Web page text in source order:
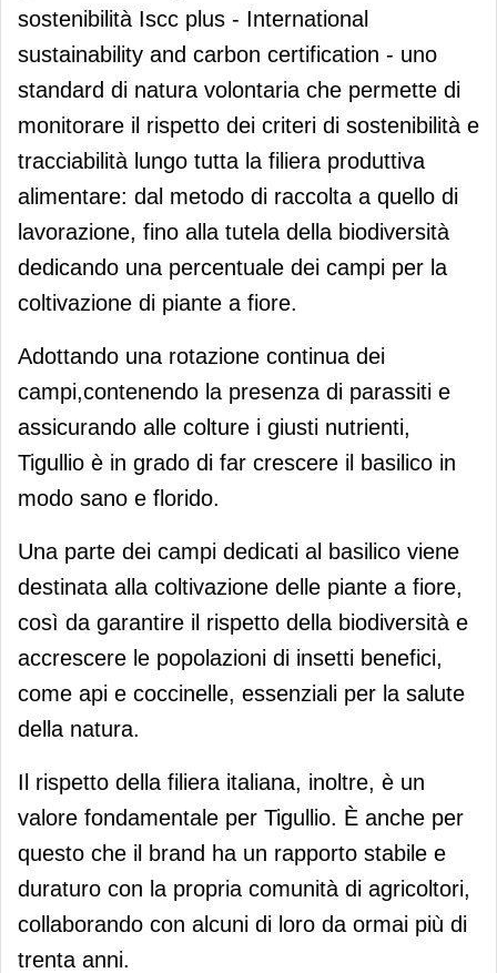
sostenibilità Iscc plus - International
sustainability and carbon certification - uno
standard di natura volontaria che permette di
monitorare il rispetto dei criteri di sostenibilità e
tracciabilità lungo tutta la filiera produttiva
alimentare: dal metodo di raccolta a quello di
lavorazione, fino alla tutela della biodiversità
dedicando una percentuale dei campi per la
coltivazione di piante a fiore.
Adottando una rotazione continua dei
campi,contenendo la presenza di parassiti e
assicurando alle colture i giusti nutrienti,
Tigullio è in grado di far crescere il basilico in
modo sano e florido.
Una parte dei campi dedicati al basilico viene
destinata alla coltivazione delle piante a fiore,
così da garantire il rispetto della biodiversità e
accrescere le popolazioni di insetti benefici,
come api e coccinelle, essenziali per la salute
della natura.
Il rispetto della filiera italiana, inoltre, è un
valore fondamentale per Tigullio. È anche per
questo che il brand ha un rapporto stabile e
duraturo con la propria comunità di agricoltori,
collaborando con alcuni di loro da ormai più di
trenta anni.